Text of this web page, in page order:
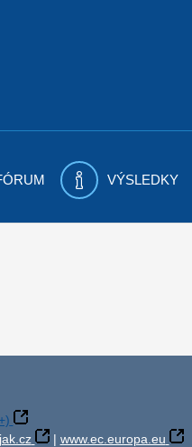
VÝSLEDKY
| www.ec.europa.eu